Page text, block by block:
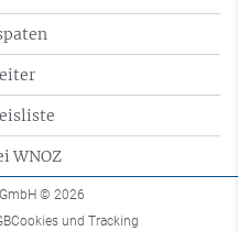
WNOZ
© 2026
Cookies und Tracking